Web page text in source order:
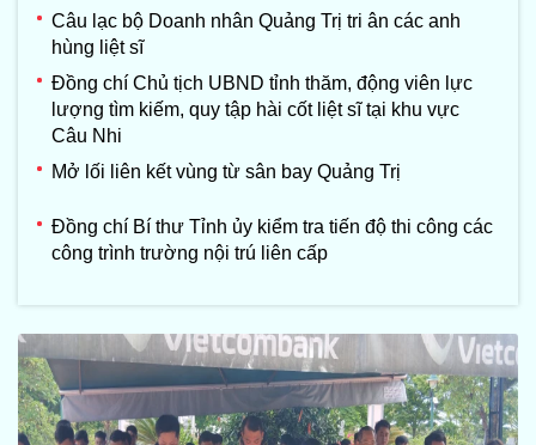
Câu lạc bộ Doanh nhân Quảng Trị tri ân các anh
hùng liệt sĩ
Đồng chí Chủ tịch UBND tỉnh thăm, động viên lực
lượng tìm kiếm, quy tập hài cốt liệt sĩ tại khu vực
Câu Nhi
Mở lối liên kết vùng từ sân bay Quảng Trị
Đồng chí Bí thư Tỉnh ủy kiểm tra tiến độ thi công các
công trình trường nội trú liên cấp